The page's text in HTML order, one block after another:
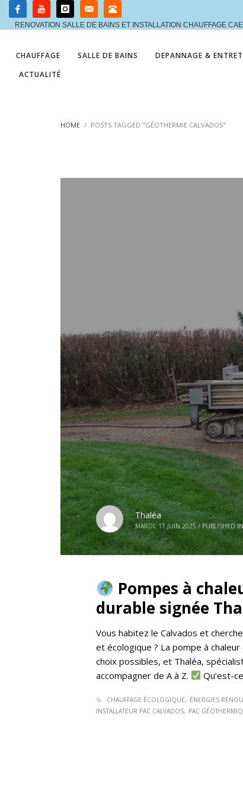
RENOVATION SALLE DE BAINS ET INSTALLATION CHAUFFAGE
CHAUFFAGE SALLE DE BAINS
DEPANNAGE &
ACTUALITÉ
HOME POSTS TAGGED "GÉOTHERMIE CALVADOS"
Thaléa
MARDI, 17 JUIN 2025 / PUBLISHED IN
Pompes à
durable signée
Vous habitez le Calvados et
et écologique ? La pompe à
choix possibles, et Thaléa,
accompagner de A à Z.
Qu’est-
CHAUFFAGE ÉCOLOGIQUE ÉNERGIES
INSTALLATEUR PAC CALVADOS
PAC